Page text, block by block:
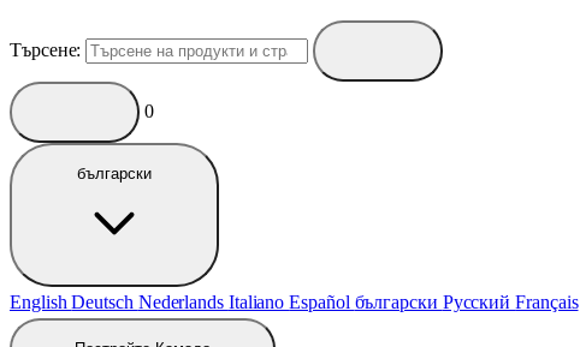
Търсене:
0
български
EnglishDeutsch Nederlands ItalianoEspañol български РусскийFrançais